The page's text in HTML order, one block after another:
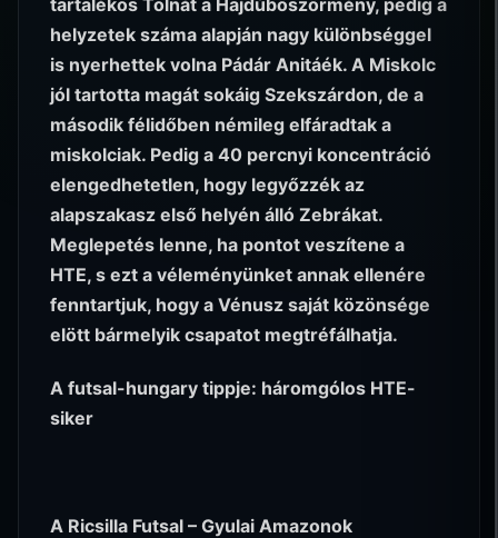
helyzetek száma alapján nagy különbséggel
is nyerhettek volna Pádár Anitáék. A Miskolc
jól tartotta magát sokáig Szekszárdon, de a
második félidőben némileg elfáradtak a
miskolciak. Pedig a 40 percnyi koncentráció
elengedhetetlen, hogy legyőzzék az
alapszakasz első helyén álló Zebrákat.
Meglepetés lenne, ha pontot veszítene a
HTE, s ezt a véleményünket annak ellenére
fenntartjuk, hogy a Vénusz saját közönsége
elött bármelyik csapatot megtréfálhatja.
A futsal-hungary tippje: háromgólos HTE-
siker
A Ricsilla Futsal – Gyulai Amazonok